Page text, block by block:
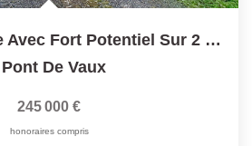
Maison Familiale Avec Fort Potentiel Sur 2 373 M² De...
Pont De Vaux
245 000 €
honoraires compris